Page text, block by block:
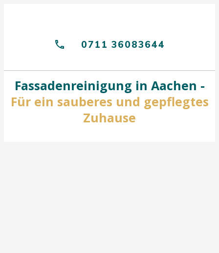
0711 36083644
Fassadenreinigung in Aachen -
Für ein sauberes und gepflegtes
Zuhause